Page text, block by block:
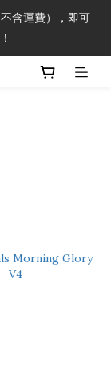
含運費），即可
含運費），即可
看更多折扣！
含運費），即可